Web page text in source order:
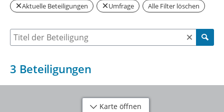
Aktuelle Beteiligungen Umfrage Alle Filter löschen
Suche nach Beteiligung
3 Beteiligungen
Karte öffnen